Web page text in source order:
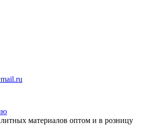
материалов оптом и в розницу